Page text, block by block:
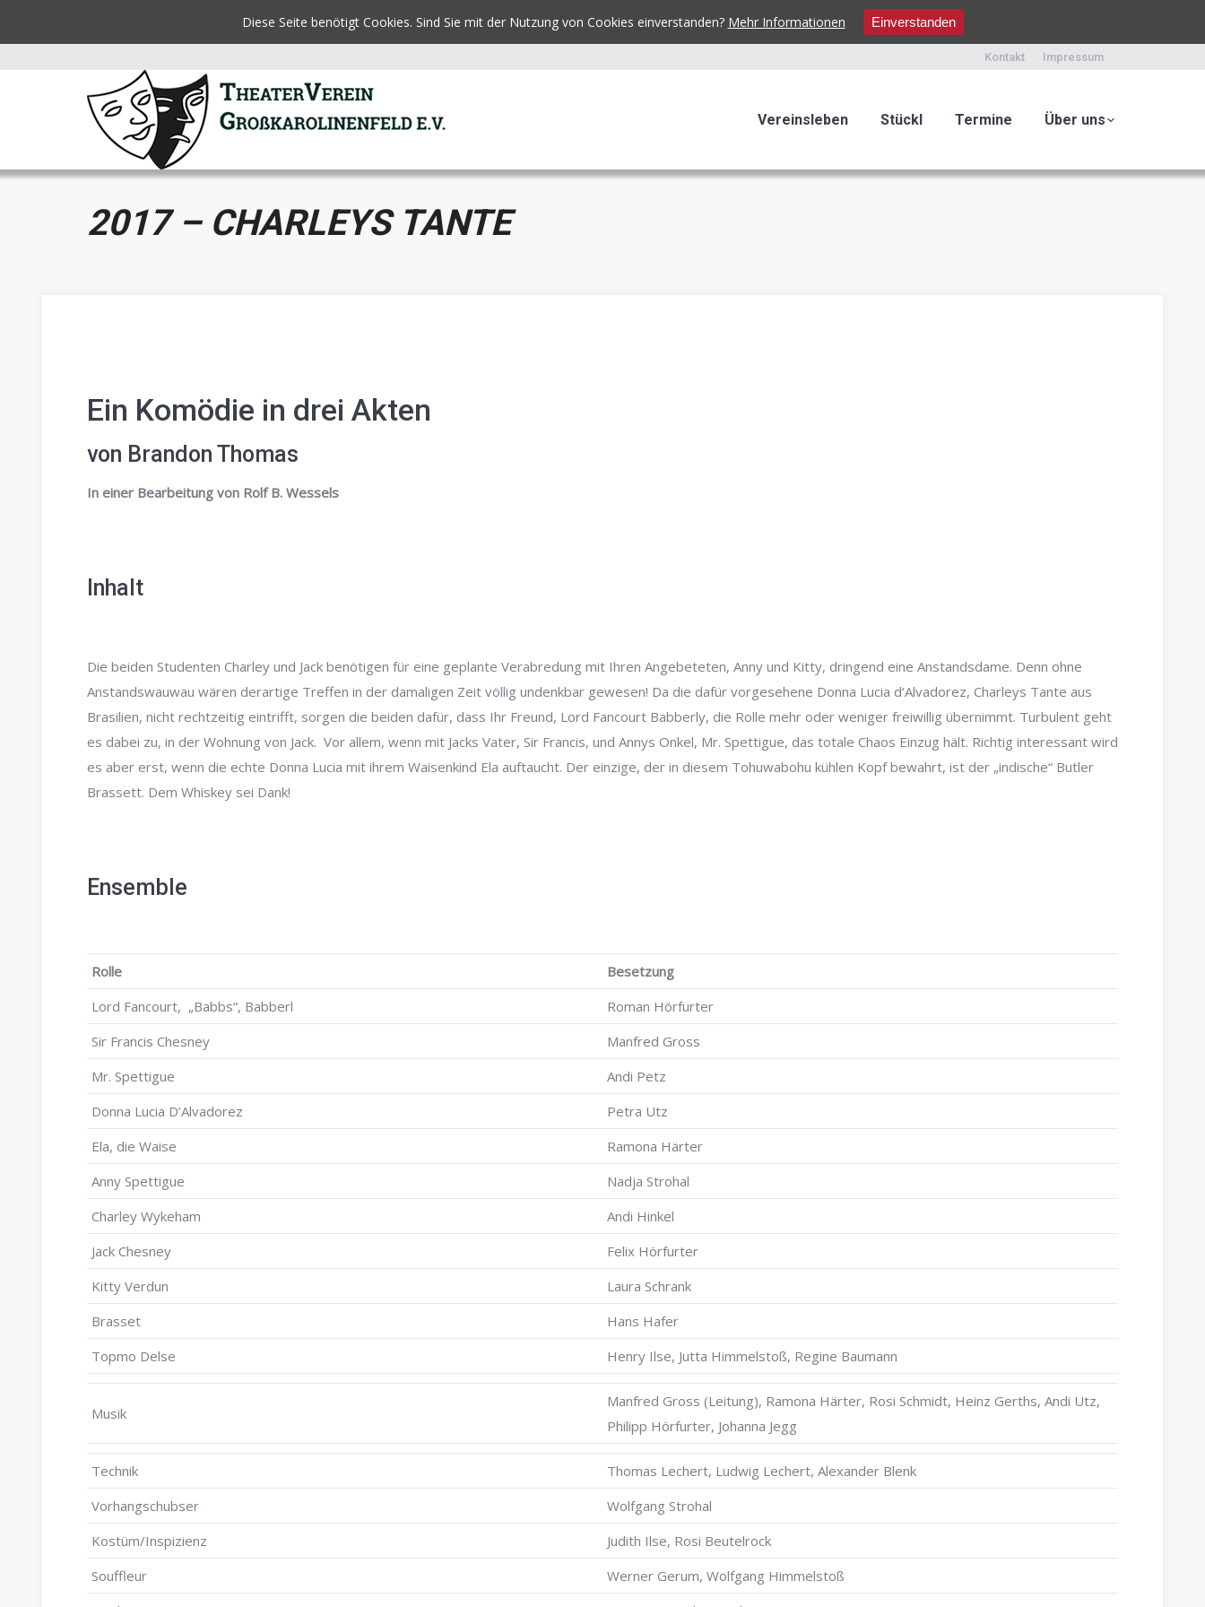
Kontakt Impressum
Vereinsleben Stückl Termine Über uns
2017 – CHARLEYS TANTE
Ein Komödie in drei Akten
von Brandon Thomas
In einer Bearbeitung von Rolf B. Wessels
Inhalt
Die beiden Studenten Charley und Jack benötigen für eine geplante Verabredung mit Ihren Angebeteten, Anny und Kitty, dringend eine Anstandsdame. Denn ohne
Anstandswauwau wären derartige Treffen in der damaligen Zeit völlig undenkbar gewesen! Da die dafür vorgesehene Donna Lucia d‘Alvadorez, Charleys Tante aus
Brasilien, nicht rechtzeitig eintrifft, sorgen die beiden dafür, dass Ihr Freund, Lord Fancourt Babberly, die Rolle mehr oder weniger freiwillig übernimmt. Turbulent geht
es dabei zu, in der Wohnung von Jack. Vor allem, wenn mit Jacks Vater, Sir Francis, und Annys Onkel, Mr. Spettigue, das totale Chaos Einzug hält. Richtig interessant wird
es aber erst, wenn die echte Donna Lucia mit ihrem Waisenkind Ela auftaucht. Der einzige, der in diesem Tohuwabohu kühlen Kopf bewahrt, ist der „indische“ Butler
Brassett. Dem Whiskey sei Dank!
Ensemble
Rolle
Besetzung
Lord Fancourt, „Babbs“, Babberl
Roman Hörfurter
Sir Francis Chesney
Manfred Gross
Mr. Spettigue
Andi Petz
Donna Lucia D’Alvadorez
Petra Utz
Ela, die Waise
Ramona Härter
Anny Spettigue
Nadja Strohal
Charley Wykeham
Andi Hinkel
Jack Chesney
Felix Hörfurter
Kitty Verdun
Laura Schrank
Brasset
Hans Hafer
Topmo Delse
Henry Ilse, Jutta Himmelstoß, Regine Baumann
Musik
Manfred Gross (Leitung), Ramona Härter, Rosi Schmidt, Heinz Gerths, Andi Utz,
Philipp Hörfurter, Johanna Jegg
Technik
Thomas Lechert, Ludwig Lechert, Alexander Blenk
Vorhangschubser
Wolfgang Strohal
Kostüm/Inspizienz
Judith Ilse, Rosi Beutelrock
Souffleur
Werner Gerum, Wolfgang Himmelstoß
Diese Seite benötigt Cookies. Sind Sie mit der Nutzung von Cookies einverstanden? Mehr Informationen Einverstanden